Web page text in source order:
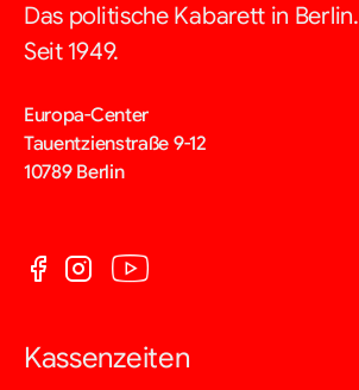
Das politische Kabarett in Berlin.
Seit 1949.
Europa-Center
Tauentzienstraße 9-12
10789 Berlin
Kassenzeiten